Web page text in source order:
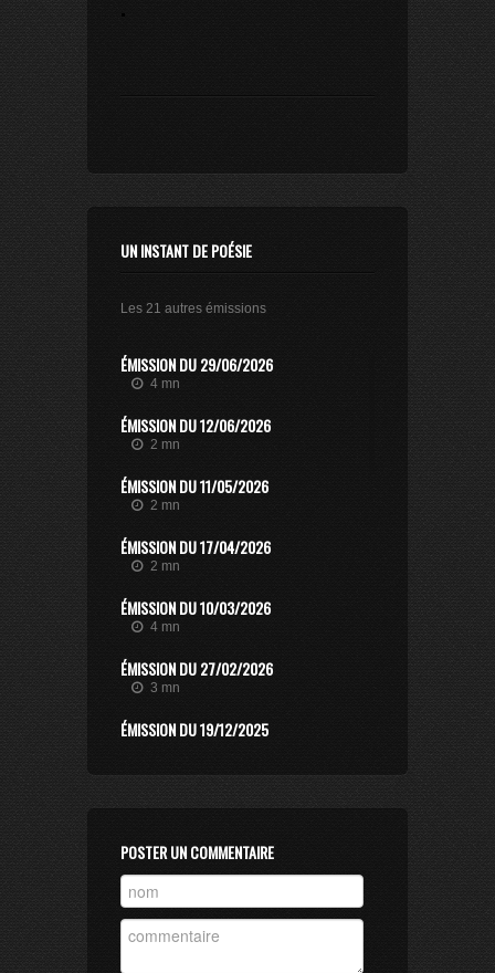
.
UN INSTANT DE POÉSIE
Les 21 autres émissions
ÉMISSION DU 29/06/2026
4 mn
ÉMISSION DU 12/06/2026
2 mn
ÉMISSION DU 11/05/2026
2 mn
ÉMISSION DU 17/04/2026
2 mn
ÉMISSION DU 10/03/2026
4 mn
ÉMISSION DU 27/02/2026
3 mn
ÉMISSION DU 19/12/2025
2 mn
ÉMISSION DU 25/06/2025
ÉMISSION DU 02/06/2025
3 mn
POSTER UN COMMENTAIRE